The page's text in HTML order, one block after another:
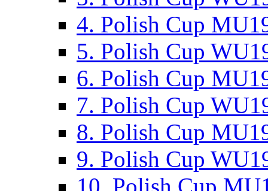
4. Polish Cup
5. Polish Cup
6. Polish Cup
7. Polish Cup
8. Polish Cup
9. Polish Cup
10. Polish Cup